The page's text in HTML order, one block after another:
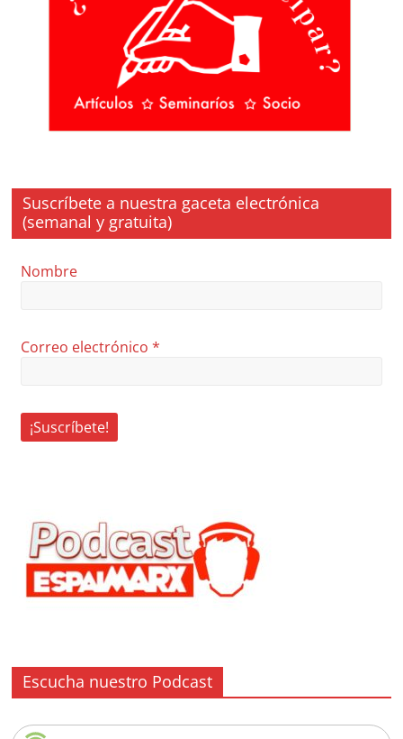
Suscríbete a nuestra gaceta electrónica
(semanal y gratuita)
Nombre
Correo electrónico*
Escucha nuestro Podcast